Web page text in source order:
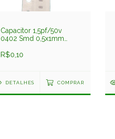
Capacitor 1,5pf/50v
0402 Smd 0,5x1mm
Darfon
R$0,10
DETALHES COMPRAR